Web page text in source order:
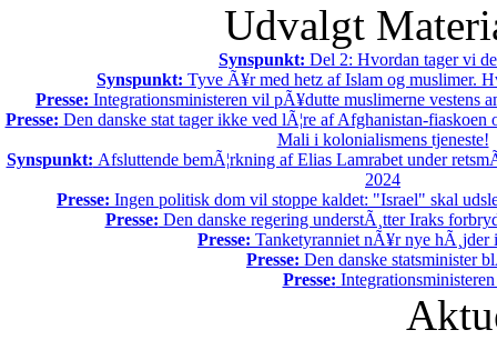
Udvalgt
Synspunkt: Del 2: Hvordan tager vi
Synspunkt: Tyve Ã¥r med hetz af Islam og muslimer.
Presse: Integrationsministeren vil pÃ¥dutte muslimerne vestens
Presse: Den danske stat tager ikke ved lÃ¦re af Afghanistan-fiaskoen
Mali i kolonialismens tjeneste!
Synspunkt: Afsluttende bemÃ¦rkning af Elias Lamrabet under
2024
Presse: Ingen politisk dom vil stoppe kaldet: "Israel" skal
Presse: Den danske regering understÃ¸tter Iraks
Presse: Tanketyranniet nÃ¥r nye hÃ¸jder
Presse: Den danske statsminister
Presse: